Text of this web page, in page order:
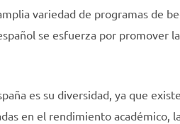
variedad de programas de
se esfuerza por promover
es su diversidad, ya que
en el rendimiento académico,